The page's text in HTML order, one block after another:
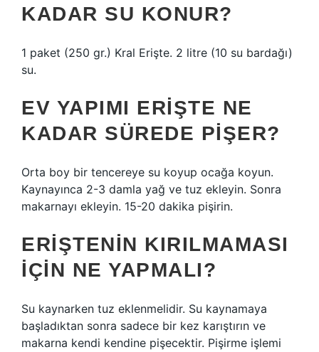
KADAR SU KONUR?
1 paket (250 gr.) Kral Erişte. 2 litre (10 su bardağı)
su.
EV YAPIMI ERIŞTE NE
KADAR SÜREDE PIŞER?
Orta boy bir tencereye su koyup ocağa koyun.
Kaynayınca 2-3 damla yağ ve tuz ekleyin. Sonra
makarnayı ekleyin. 15-20 dakika pişirin.
ERIŞTENIN KIRILMAMASI
IÇIN NE YAPMALI?
Su kaynarken tuz eklenmelidir. Su kaynamaya
başladıktan sonra sadece bir kez karıştırın ve
makarna kendi kendine pişecektir. Pişirme işlemi